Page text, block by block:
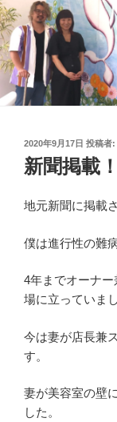
投
稿
日:
2020年9月17日 投稿者:
新聞掲載
地元新聞に掲載
僕は進行性の難
4年までオーナ
場に立っていまし
今は妻が店長兼
す。
妻が美容室の壁
した。